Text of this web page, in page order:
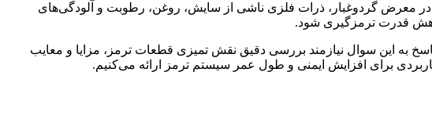
معرض گردوغبار، ذرات فلزی ناشی از سایش، روغن، رطوبت و آلودگی‌های
قدرت ترمزگیری شود.
به این سوال نیازمند بررسی دقیق نقش تمیزی قطعات ترمز، مزایا و معایب
برای افزایش ایمنی و طول عمر سیستم ترمز ارائه می‌کنیم.